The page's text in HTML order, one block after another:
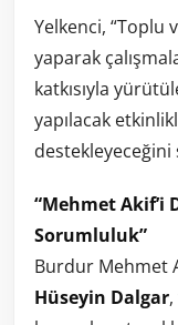
Yelkenci, “Toplu
yaparak
katkısıyla
yapılacak
destekleyeceğini
“Mehmet
Sorumluluk”
Burdur Mehmet
Hüseyin Dalgar